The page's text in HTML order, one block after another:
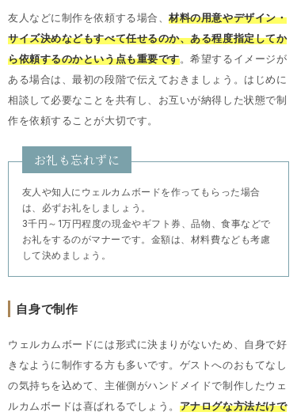
友人などに制作を依頼する場合、材料の用意やデザイン・
サイズ決めなどもすべて任せるのか、ある程度指定してか
ら依頼するのかという点も重要です。希望するイメージが
ある場合は、最初の段階で伝えておきましょう。はじめに
相談して必要なことを共有し、お互いが納得した状態で制
作を依頼することが大切です。
お礼も忘れずに
友人や知人にウェルカムボードを作ってもらった場合
は、必ずお礼をしましょう。
3千円～1万円程度の現金やギフト券、品物、食事などで
お礼をするのがマナーです。金額は、材料費なども考慮
して決めましょう。
自身で制作
ウェルカムボードには形式に決まりがないため、自身で好
きなように制作する方も多いです。ゲストへのおもてなし
の気持ちを込めて、主催側がハンドメイドで制作したウェ
ルカムボードは喜ばれるでしょう。 アナログな方法だけで